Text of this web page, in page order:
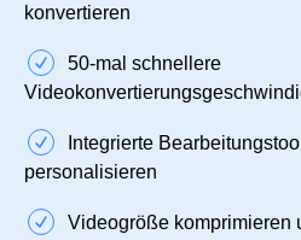
konvertieren
50‑mal schnellere
Integrierte
personalisieren
Videogröße komprimieren